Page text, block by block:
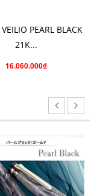
PEARL BLACK
21K...
16.060.000₫